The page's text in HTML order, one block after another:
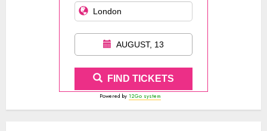
AUGUST, 13
FIND TICKETS
Powered by 12Go system